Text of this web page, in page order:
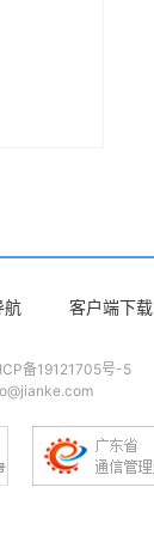
航 客户端下载
备19121705号-5